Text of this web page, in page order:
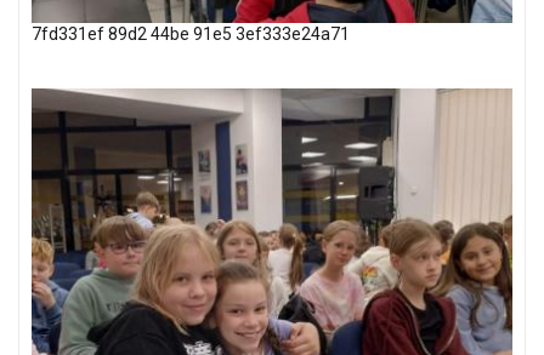
7fd331ef 89d2 44be 91e5 3ef333e24a71